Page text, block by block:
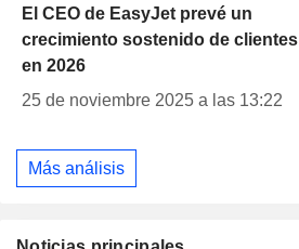
El CEO de EasyJet prevé un
crecimiento sostenido de clientes
en 2026
25 de noviembre 2025 a las 13:22
Más análisis